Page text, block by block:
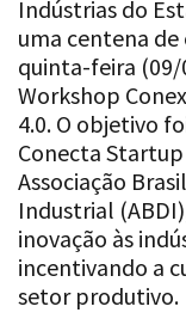
Indústrias do
uma centena
quinta-feira (09/
Workshop
4.0. O objetivo
Conecta
Associação
Industrial
inovação às
incentivando a
setor produtivo.